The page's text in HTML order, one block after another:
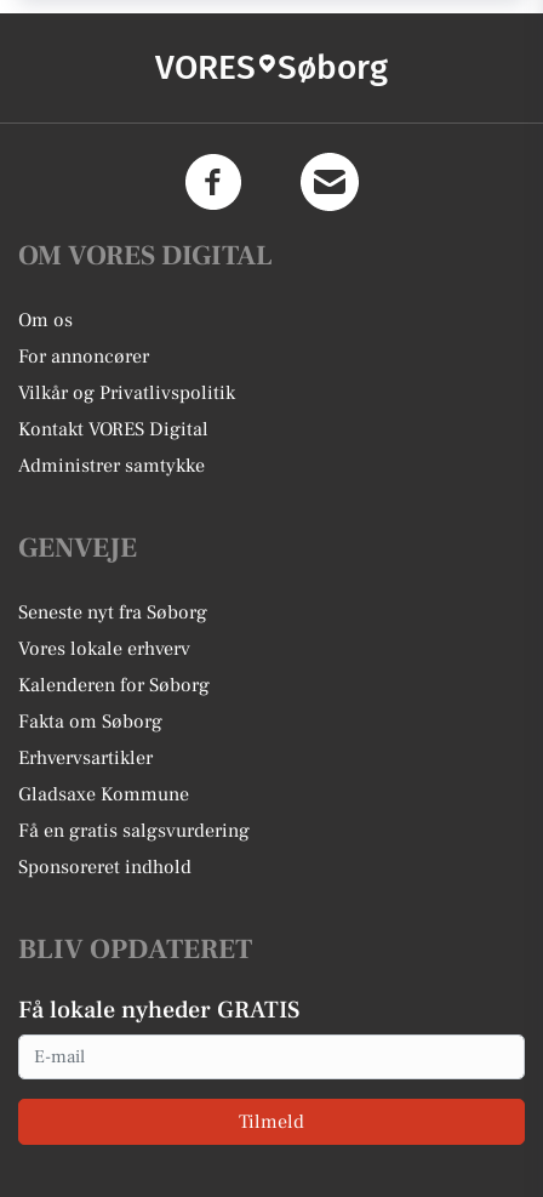
VORES Søborg
OM VORES DIGITAL
Om os
For annoncører
Vilkår og Privatlivspolitik
Kontakt VORES Digital
Administrer samtykke
GENVEJE
Seneste nyt fra Søborg
Vores lokale erhverv
Kalenderen for Søborg
Fakta om Søborg
Erhvervsartikler
Gladsaxe Kommune
Få en gratis salgsvurdering
Sponsoreret indhold
BLIV OPDATERET
Få lokale nyheder GRATIS
Email
Tilmeld